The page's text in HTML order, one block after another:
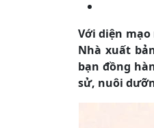
Với diện
Nhà xuất
bạn đồng
sử, nuôi